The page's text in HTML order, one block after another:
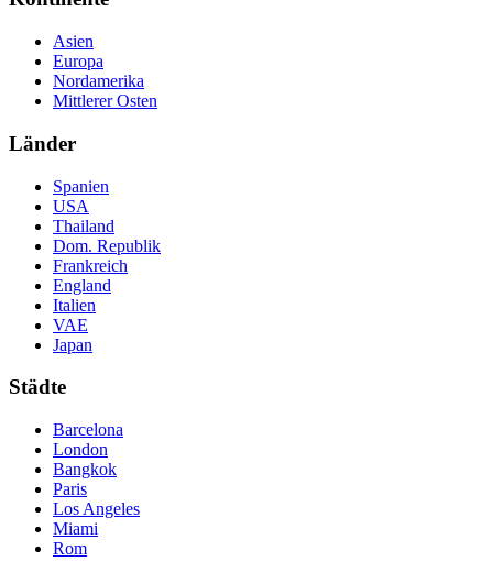
Asien
Europa
Nordamerika
Mittlerer Osten
Länder
Spanien
USA
Thailand
Dom. Republik
Frankreich
England
Italien
VAE
Japan
Städte
Barcelona
London
Bangkok
Paris
Los Angeles
Miami
Rom